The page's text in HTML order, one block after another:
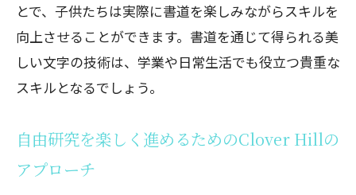
とで、子供たちは実際に書道を楽しみながらスキルを
向上させることができます。書道を通じて得られる美
しい文字の技術は、学業や日常生活でも役立つ貴重な
スキルとなるでしょう。
自由研究を楽しく進めるためのClover Hillの
アプローチ